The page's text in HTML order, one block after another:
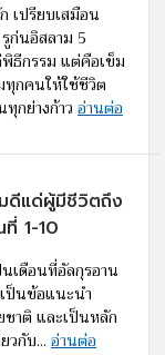
เปรียบเสมือน
ก่นอิสลาม 5
ธีกรรม แต่คือเข็ม
กคนให้ใช้ชีวิต
กย่างก้าว อ่านต่อ
ดีแด่ผู้มีชีวิตถึง
1-10
เดือนที่อัลกุรอาน
ป็นข้อแนะนำ
าติ และเป็นหลัก
วกับ... อ่านต่อ